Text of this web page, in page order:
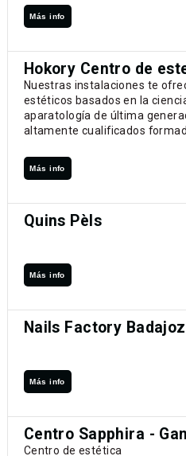
Más info
Hokory Centro de
Nuestras instalaciones te
estéticos basados en la
aparatología de última
altamente cualificados
Más info
Quins Pèls
Más info
Nails Factory
Más info
Centro Sapphira -
Centro de estética